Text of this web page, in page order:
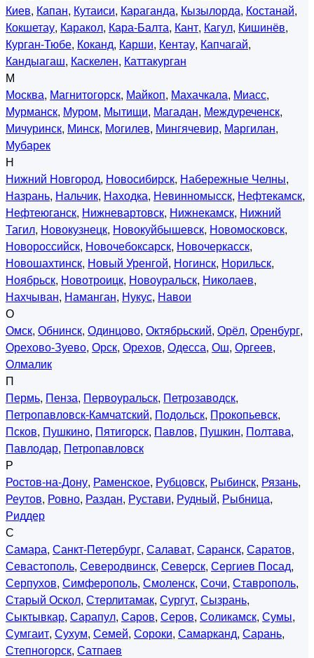
Киев, Капан, Кутаиси, Караганда, Кызылорда, Костанай,
Кокшетау, Каракол, Кара-Балта, Кант, Кагул, Кишинёв,
Курган-Тюбе, Коканд, Карши, Кентау, Капчагай,
Кандыагаш, Каскелен, Каттакурган
М
Москва, Магнитогорск, Майкоп, Махачкала, Миасс,
Мурманск, Муром, Мытищи, Магадан, Междуреченск,
Мичуринск, Минск, Могилев, Мингячевир, Маргилан,
Мубарек
Н
Нижний Новгород, Новосибирск, Набережные Челны,
Назрань, Нальчик, Находка, Невинномысск, Нефтекамск,
Нефтеюганск, Нижневартовск, Нижнекамск, Нижний
Тагил, Новокузнецк, Новокуйбышевск, Новомосковск,
Новороссийск, Новочебоксарск, Новочеркасск,
Новошахтинск, Новый Уренгой, Ногинск, Норильск,
Ноябрьск, Новотроицк, Новоуральск, Николаев,
Нахчыван, Наманган, Нукус, Навои
О
Омск, Обнинск, Одинцово, Октябрьский, Орёл, Оренбург,
Орехово-Зуево, Орск, Орехов, Одесса, Ош, Оргеев,
Олмалик
П
Пермь, Пенза, Первоуральск, Петрозаводск,
Петропавловск-Камчатский, Подольск, Прокопьевск,
Псков, Пушкино, Пятигорск, Павлов, Пушкин, Полтава,
Павлодар, Петропавловск
Р
Ростов-на-Дону, Раменское, Рубцовск, Рыбинск, Рязань,
Реутов, Ровно, Раздан, Рустави, Рудный, Рыбница,
Риддер
С
Самара, Санкт-Петербург, Салават, Саранск, Саратов,
Севастополь, Северодвинск, Северск, Сергиев Посад,
Серпухов, Симферополь, Смоленск, Сочи, Ставрополь,
Старый Оскол, Стерлитамак, Сургут, Сызрань,
Сыктывкар, Сарапул, Саров, Серов, Соликамск, Сумы,
Сумгаит, Сухум, Семей, Сороки, Самарканд, Сарань,
Степногорск, Сатпаев